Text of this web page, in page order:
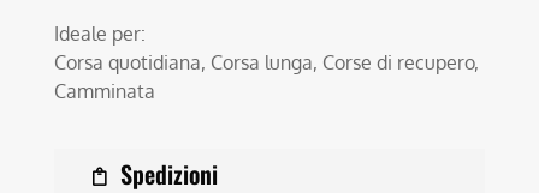
Ideale per:
Corsa quotidiana, Corsa lunga, Corse di recupero,
Camminata
Spedizioni